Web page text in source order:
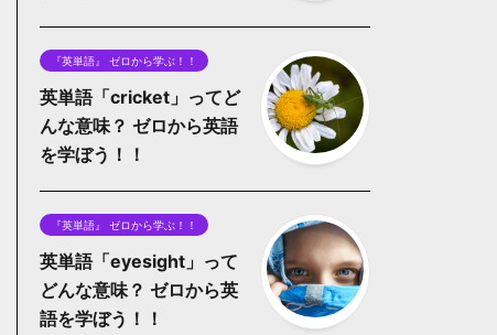
『英単語』 ゼロから学ぶ！！
英単語「cricket」ってど
んな意味？ ゼロから英語
を学ぼう！！
『英単語』 ゼロから学ぶ！！
英単語「eyesight」って
どんな意味？ ゼロから英
語を学ぼう！！